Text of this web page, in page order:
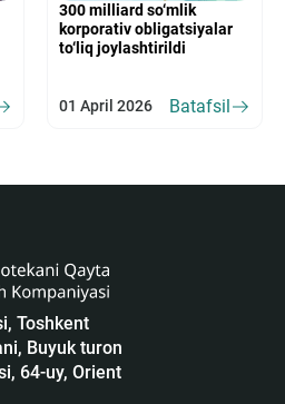
300 milliard so‘mlik
korporativ obligatsiyalar
to‘liq joylashtirildi
01 April 2026 Batafsil
Toshkent
Buyuk turon
64-uy, Orient